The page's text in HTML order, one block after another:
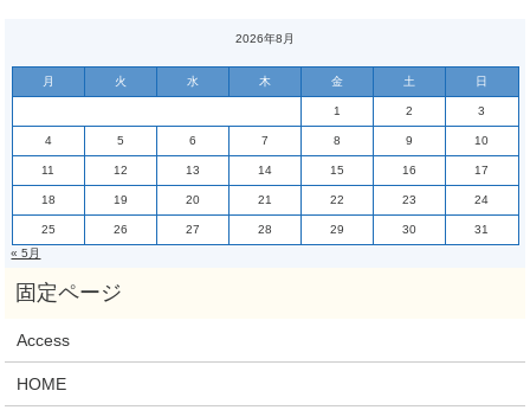
2026年8月
月 火 水 木 金 土 日
1 2 3
4 5 6 7 8 9 10
11 12 13 14 15 16 17
18 19 20 21 22 23 24
25 26 27 28 29 30
31
« 5月
Access
HOME